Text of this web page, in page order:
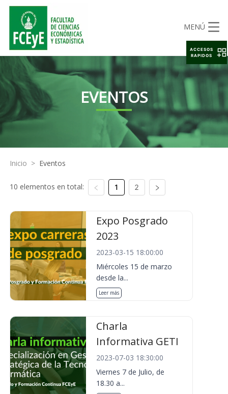
MENÚ
EVENTOS
Inicio > Eventos
10 elementos en total: 1 2
Expo Posgrado
2023
2023-03-15 18:00:00
Miércoles 15 de marzo
desde la...
Leer más
Charla
Informativa GETI
2023-07-03 18:30:00
Viernes 7 de Julio, de
18.30 a...
ACCESOS
RAPIDOS